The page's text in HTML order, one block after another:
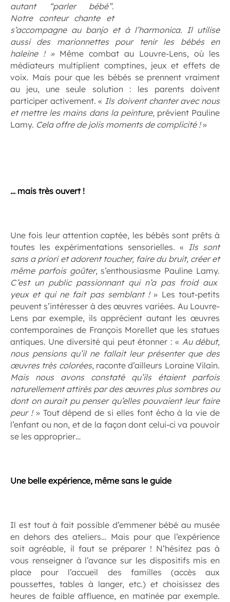
autant “parler bébé”.
Notre conteur chante et
s’accompagne au banjo et à l’harmonica. Il utilise
aussi des marionnettes pour tenir les bébés en
haleine ! » Même combat au Louvre-Lens, où les
médiateurs multiplient comptines, jeux et effets de
voix. Mais pour que les bébés se prennent vraiment
au jeu, une seule solution : les parents doivent
participer activement. « Ils doivent chanter avec nous
et mettre les mains dans la peinture, prévient Pauline
Lamy. Cela offre de jolis moments de complicité !»
… mais très ouvert !
Une fois leur attention captée, les bébés sont prêts à
toutes les expérimentations sensorielles. « Ils sont
sans a priori et adorent toucher, faire du bruit, créer et
même parfois goûter, s’enthousiasme Pauline Lamy.
C’est un public passionnant qui n’a pas froid aux
yeux et qui ne fait pas semblant !» Les tout-petits
peuvent s’intéresser à des œuvres variées. Au Louvre-
Lens par exemple, ils apprécient autant les œuvres
contemporaines de François Morellet que les statues
antiques. Une diversité qui peut étonner : « Au début,
nous pensions qu’il ne fallait leur présenter que des
œuvres très colorées, raconte d’ailleurs Loraine Vilain.
Mais nous avons constaté qu’ils étaient parfois
naturellement attirés par des œuvres plus sombres ou
dont on aurait pu penser qu’elles pouvaient leur faire
peur ! » Tout dépend de si elles font écho à la vie de
l’enfant ou non, et de la façon dont celui-ci va pouvoir
se les approprier…
Une belle expérience, même sans le guide
Il est tout à fait possible d’emmener bébé au musée
en dehors des ateliers… Mais pour que l’expérience
soit agréable, il faut se préparer ! N’hésitez pas à
vous renseigner à l’avance sur les dispositifs mis en
place pour l’accueil des familles (accès aux
poussettes, tables à langer, etc.) et choisissez des
heures de faible affluence, en matinée par exemple.